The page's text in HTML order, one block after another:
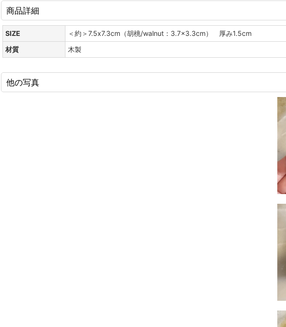
商品詳細
SIZE
＜約＞7.5x7.3cm（胡桃/walnut：3.7x3.3cm） 厚み1.5cm
材質
木製
他の写真